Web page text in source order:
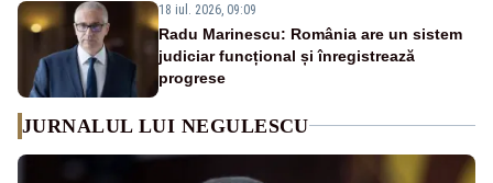
18 iul. 2026, 09:09
Radu Marinescu: România are un sistem
judiciar funcțional și înregistrează
progrese
JURNALUL LUI NEGULESCU